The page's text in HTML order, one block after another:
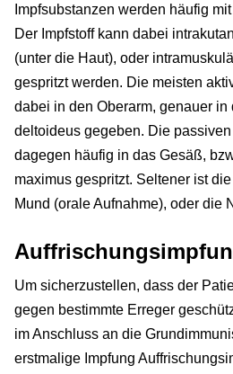
Impfsubstanzen werden häufig
Der Impfstoff kann dabei
(unter die Haut), oder
gespritzt werden. Die meisten
dabei in den Oberarm, genauer in
deltoideus gegeben. Die
dagegen häufig in das Gesäß,
maximus gespritzt. Seltener ist
Mund (orale Aufnahme), oder die
Um sicherzustellen, dass der
gegen bestimmte Erreger
im Anschluss an die
erstmalige Impfung